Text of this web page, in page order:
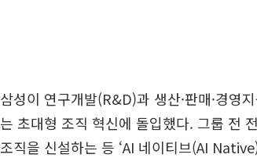
삼성이 연구개발(R&D)과 생산·판매·경영
는 초대형 조직 혁신에 돌입했다. 그룹 전
조직을 신설하는 등 ‘AI 네이티브(AI